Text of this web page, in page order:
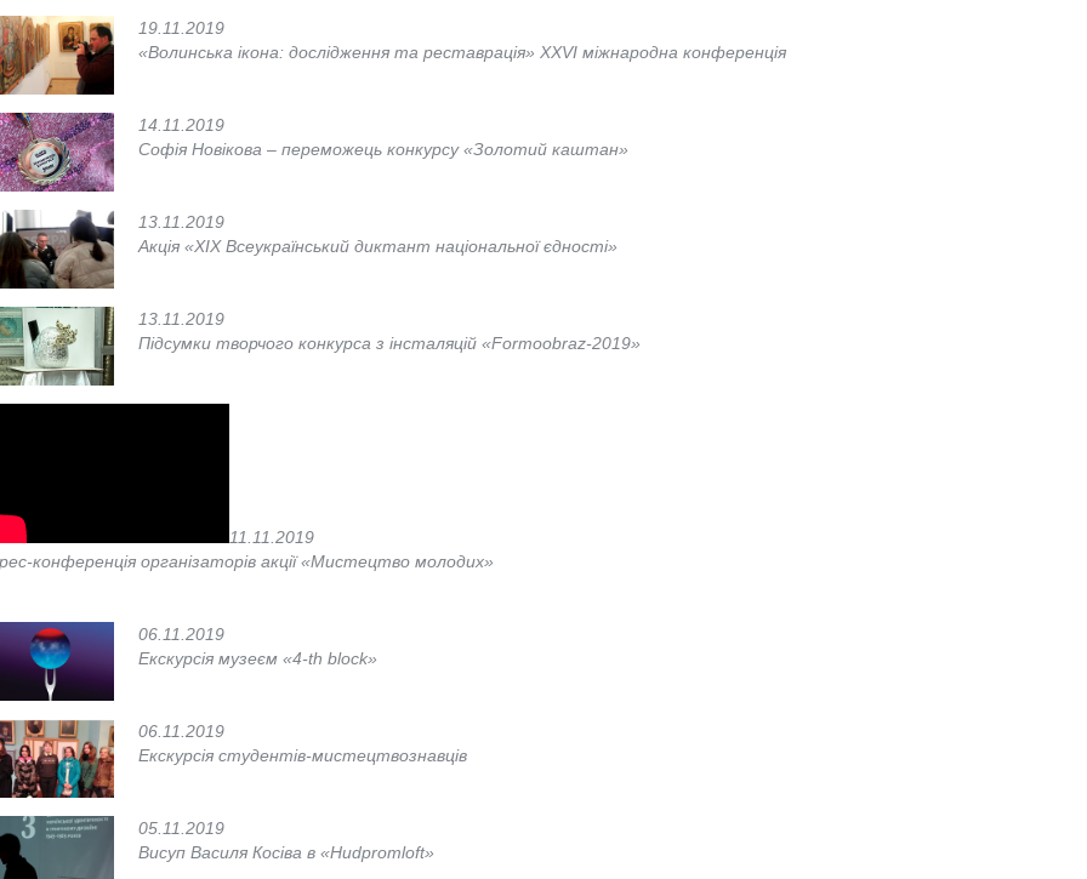
19.11.2019
«Волинська ікона: дослідження та реставрація» ХXVІ міжнародна конференція
14.11.2019
Софія Новікова – переможець конкурсу «Золотий каштан»
13.11.2019
Акція «ХІХ Всеукраїнський диктант національної єдності»
13.11.2019
Підсумки творчого конкурса з інсталяцій «Formoobraz-2019»
11.11.2019
конференція організаторів акції «Мистецтво молодих»
06.11.2019
Екскурсія музеєм «4-th block»
06.11.2019
Екскурсія студентів-мистецтвознавців
05.11.2019
Висуп Василя Косіва в «Hudpromloft»